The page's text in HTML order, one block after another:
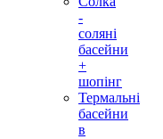
-
соляні
басейни
+
шопінг
Термальні
басейни
в